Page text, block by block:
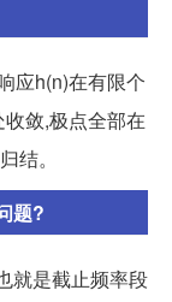
应h(n)在有限个
敛,极点全部在
结。
题?
就是截止频率段